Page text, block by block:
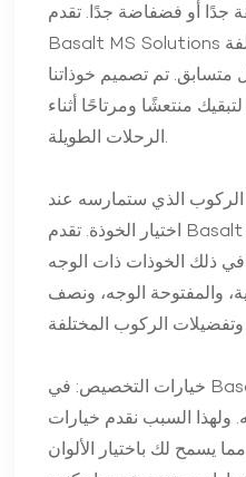
أو فضفاضة جدًا. تقدم
Basalt MS Solutions خوذات بأحجام وأشكال مختلفة
تم تصميم خوذاتنا
منتعشًا ومرتاحًا أثناء
الرحلات الطويلة.
الذي ستمارسه عند
اختيار الخوذة. تقدم Basalt MS Solutions أنواعًا
ذلك الخوذات ذات الوجه
والمفتوحة الوجه، ونصف
خيارات التخصيص: في Basalt MS Solutions، ندرك
السبب نقدم خيارات
يسمح لك باختيار الألوان